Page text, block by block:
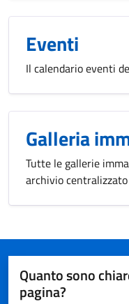
Eventi
Il calendario eventi
Galleria
Tutte le gallerie
archivio centralizzato
Quanto sono
pagina?